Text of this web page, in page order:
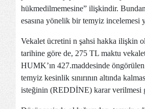
hükmedilmemesine” ilişkindir.
esasına yönelik bir temyiz incelemesi
Vekalet ücretini n şahsi hakka ilişkin
tarihine göre de, 275 TL maktu
HUMK’ın 427.maddesinde
temyiz kesinlik sınırının altında
isteğinin (REDDİNE) karar verilmesi